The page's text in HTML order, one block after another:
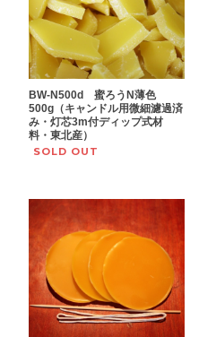
BW-N500d 蜜ろうN薄色
500g（キャンドル用微細濾過済
み・灯芯3m付ディップ式材
料・東北産）
SOLD OUT